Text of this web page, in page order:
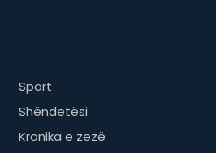
Sport
Shëndetësi
Kronika e zezë